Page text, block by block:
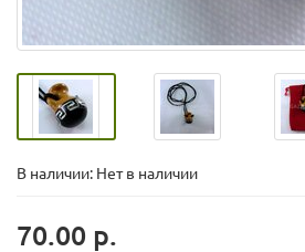
В наличии: Нет в наличии
70.00 р.